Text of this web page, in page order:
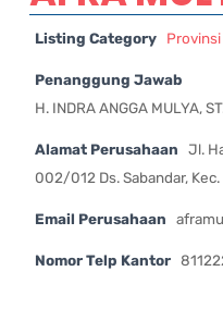
Listing Category
Penanggung Jawab
H. INDRA ANGGA MULYA,
Alamat Perusahaan
Jl.
002/012 Ds. Sabandar,
Email Perusahaan
Nomor Telp Kantor